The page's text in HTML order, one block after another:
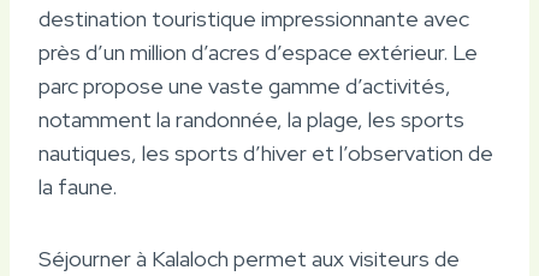
destination touristique impressionnante avec
près d’un million d’acres d’espace extérieur. Le
parc propose une vaste gamme d’activités,
notamment la randonnée, la plage, les sports
nautiques, les sports d’hiver et l’observation de
la faune.
Séjourner à Kalaloch permet aux visiteurs de